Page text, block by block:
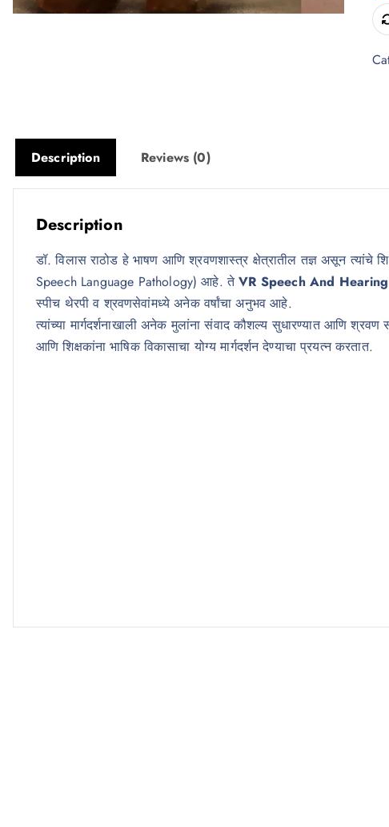
Description Reviews (0)
Description
डॉ. विलास राठोड हे भाषण आणि श्रवणशास्त्र क्षेत्रातील तज्ञ असून
Speech Language Pathology) आहे. तेVR Speech And
स्पीच थेरपी व श्रवणसेवांमध्ये अनेक वर्षांचा अनुभव आहे.
त्यांच्या मार्गदर्शनाखाली अनेक मुलांना संवाद कौशल्य सुधारण्यात आणि
आणि शिक्षकांना भाषिक विकासाचा योग्य मार्गदर्शन देण्याचा प्रयत्न करतात.